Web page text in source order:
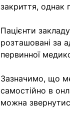
закриття, однак
Пацієнти
розташовані за
первинної
Зазначимо, що
самостійно в
можна